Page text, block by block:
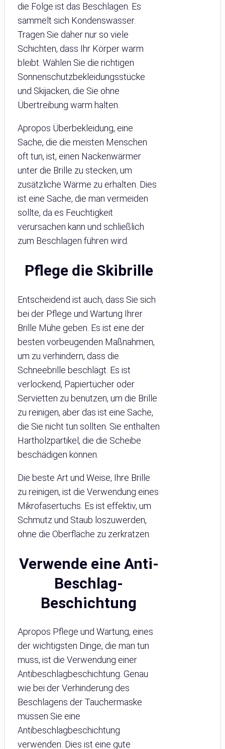
die Folge ist das Beschlagen. Es
sammelt sich Kondenswasser.
Tragen Sie daher nur so viele
Schichten, dass Ihr Körper warm
bleibt. Wählen Sie die richtigen
Sonnenschutzbekleidungsstücke
und Skijacken, die Sie ohne
Übertreibung warm halten.
Apropos Überbekleidung, eine
Sache, die die meisten Menschen
oft tun, ist, einen Nackenwärmer
unter die Brille zu stecken, um
zusätzliche Wärme zu erhalten. Dies
ist eine Sache, die man vermeiden
sollte, da es Feuchtigkeit
verursachen kann und schließlich
zum Beschlagen führen wird.
Pflege die Skibrille
Entscheidend ist auch, dass Sie sich
bei der Pflege und Wartung Ihrer
Brille Mühe geben. Es ist eine der
besten vorbeugenden Maßnahmen,
um zu verhindern, dass die
Schneebrille beschlägt. Es ist
verlockend, Papiertücher oder
Servietten zu benutzen, um die Brille
zu reinigen, aber das ist eine Sache,
die Sie nicht tun sollten. Sie enthalten
Hartholzpartikel, die die Scheibe
beschädigen können.
Die beste Art und Weise, Ihre Brille
zu reinigen, ist die Verwendung eines
Mikrofasertuchs. Es ist effektiv, um
Schmutz und Staub loszuwerden,
ohne die Oberfläche zu zerkratzen.
Verwende eine Anti-
Beschlag-
Beschichtung
Apropos Pflege und Wartung, eines
der wichtigsten Dinge, die man tun
muss, ist die Verwendung einer
Antibeschlagbeschichtung. Genau
wie bei der Verhinderung des
Beschlagens der Tauchermaske
müssen Sie eine
Antibeschlagbeschichtung
verwenden. Dies ist eine gute